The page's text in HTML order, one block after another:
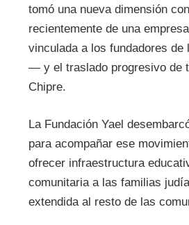
tomó una nueva dimensión
recientemente de una
vinculada a los fundadores de
— y el traslado progresivo de
Chipre.
La Fundación Yael
para acompañar ese
ofrecer infraestructura
comunitaria a las familias
extendida al resto de las